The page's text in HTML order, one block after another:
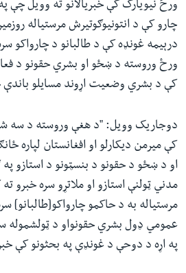
ورځ نیویارک کې خبریالانو ته وویل چې
چارو کې د انتونیوګوتیرش مرستیاله
درېیمه غونډه کې د طالبانو د چارواکو
ورځ وروسته د ښځو او بشري حقونو د
کې د بشري وضعیت اړوند مسایلو
دوجاریک وویل: "د هغې وروسته د سه
کې میرمن دیکارلو او افغانستان لپاره
او د ښځو د حقونو د بنسټونو د استازو
مدني ټولنې استازو او ملاتړو سره
مرستیاله به د حاکمو چارواکو[طالبانو]
عمومي ډول بشري حقونواو د ټولشموله
په اړه د دوحې د غونډې په بحثونو کې